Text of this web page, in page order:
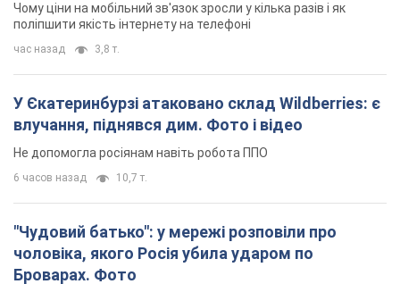
Чому ціни на мобільний зв'язок зросли у кілька разів і як
поліпшити якість інтернету на телефоні
час назад 3,8 т.
У Єкатеринбурзі атаковано склад Wildberries: є
влучання, піднявся дим. Фото і відео
Не допомогла росіянам навіть робота ППО
6 часов назад 10,7 т.
"Чудовий батько": у мережі розповіли про
чоловіка, якого Росія убила ударом по
Броварах. Фото